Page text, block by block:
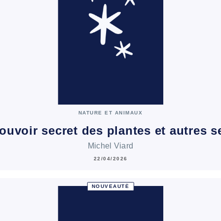
NATURE ET ANIMAUX
secret des plantes et autres
Michel Viard
22/04/2026
NOUVEAUTÉ